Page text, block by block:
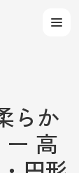
らか
高